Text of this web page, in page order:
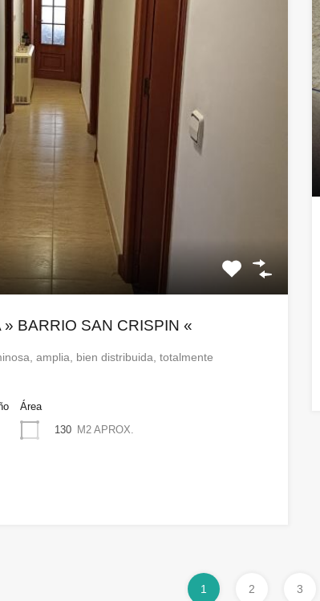
BARRIO SAN CRISPIN «
amplia, bien distribuida, totalmente
Área
130 M2 APROX.
1 2 3